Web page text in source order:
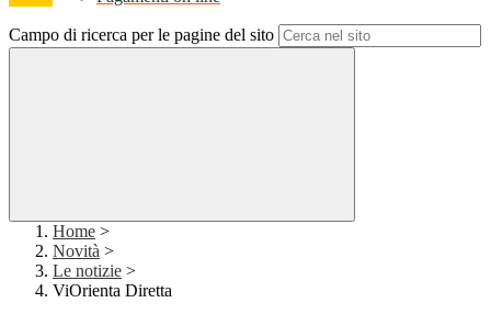
Campo di ricerca per le pagine del sito
Home >
Novità >
Le notizie >
ViOrienta Diretta